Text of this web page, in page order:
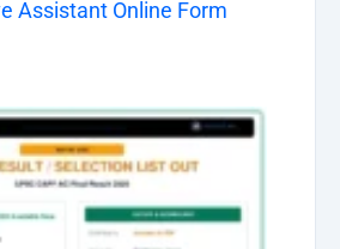
Assistant Online Form